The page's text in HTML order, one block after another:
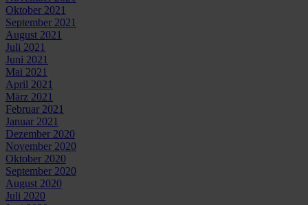
Oktober 2021
September 2021
August 2021
Juli 2021
Juni 2021
Mai 2021
April 2021
März 2021
Februar 2021
Januar 2021
Dezember 2020
November 2020
Oktober 2020
September 2020
August 2020
Juli 2020